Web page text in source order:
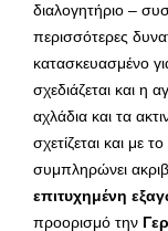
διαλογητήριο –
περισσότερες
κατασκευασμένο
σχεδιάζεται και η
αχλάδια και τα
σχετίζεται και με
συμπληρώνει
επιτυχημένη
προορισμό την